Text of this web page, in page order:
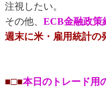
注視したい。
その他、 ECB金融政策
週末に米・雇用統計の
■□■本日のトレード用